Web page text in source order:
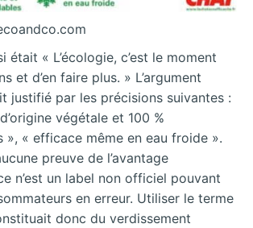
était « L’écologie, c’est le moment
et d’en faire plus. » L’argument
justifié par les précisions suivantes :
végétale et 100 %
», « efficace même en eau froide ».
preuve de l’avantage
n’est un label non officiel pouvant
en erreur. Utiliser le terme
donc du verdissement